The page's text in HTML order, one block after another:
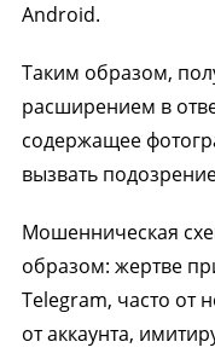
Android.
Таким образом,
расширением в
содержащее
вызвать
Мошенническая
образом: жертве
Telegram, часто от
от аккаунта,